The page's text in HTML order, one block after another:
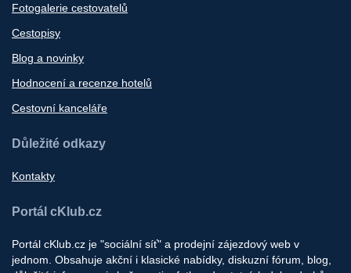
Fotogalerie cestovatelů
Cestopisy
Blog a novinky
Hodnocení a recenze hotelů
Cestovní kanceláře
Důležité odkazy
Kontakty
Portál cKlub.cz
Portál cKlub.cz je "sociální síť" a prodejní zájezdový web v
jednom. Obsahuje akční i klasické nabídky, diskuzní fórum, blog,